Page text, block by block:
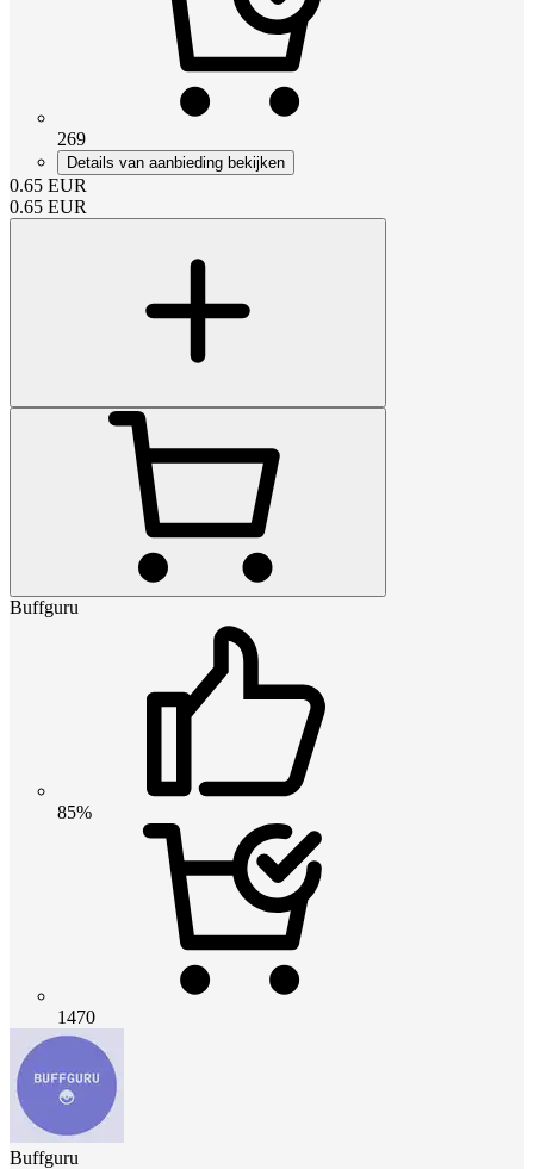
269
Details van aanbieding bekijken
0.65 EUR
0.65 EUR
Buffguru
85%
1470
Buffguru